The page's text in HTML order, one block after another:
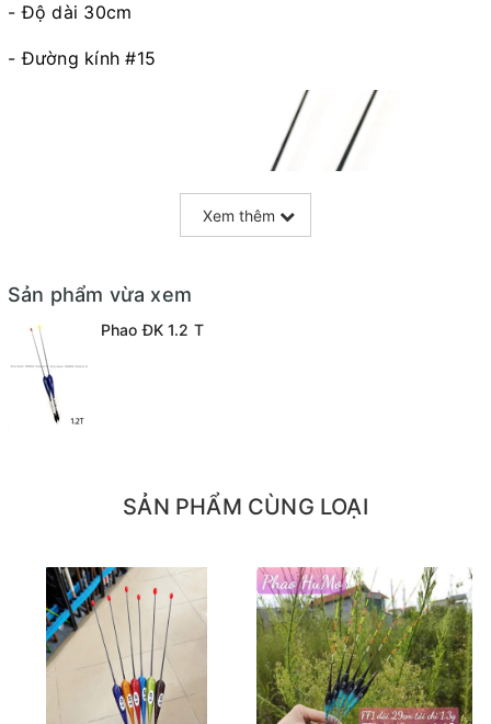
- Độ dài 30cm
- Đường kính #15
Xem thêm
Sản phẩm vừa xem
Phao ĐK 1.2 T
SẢN PHẨM CÙNG LOẠI